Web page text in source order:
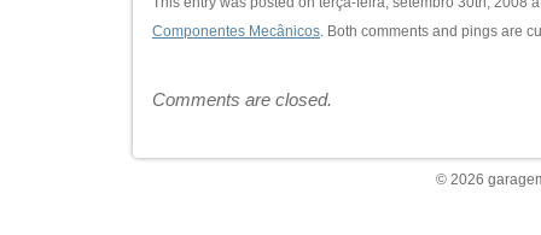
Componentes Mecânicos. Both comments and pings are
Comments are closed.
© 2026